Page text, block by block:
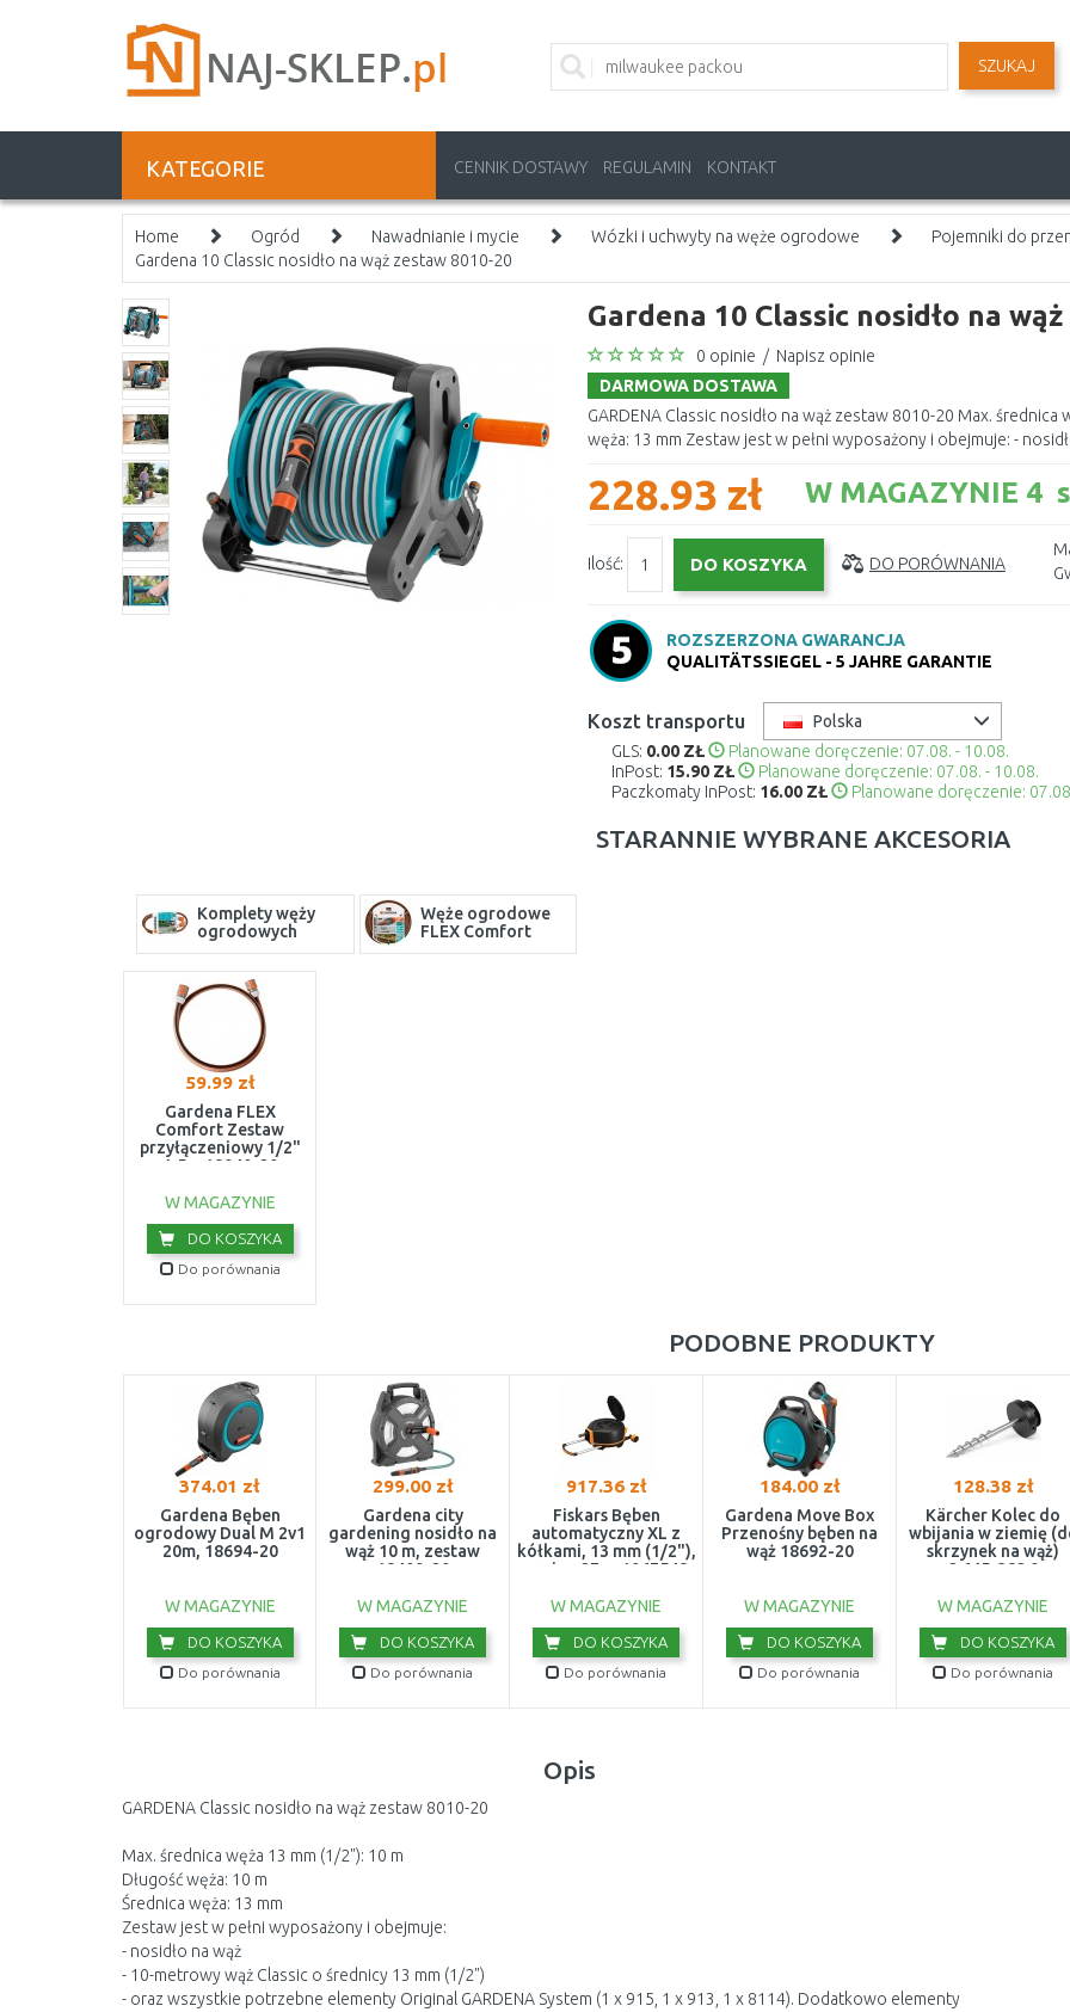
SZUKAJ
KATEGORIE CENNIK DOSTAWY REGULAMIN KONTAKT
Home Ogród Nawadnianie i mycie Wózki i uchwyty na węże ogrodowe
Pojemniki do
Gardena 10 Classic nosidło na wąż zestaw 8010-20
Gardena 10 Classic nosidło na
0 opinie / Napisz opinie
DARMOWA DOSTAWA
GARDENA Classic nosidło na wąż zestaw 8010-20 Max. średnica
węża: 13 mm Zestaw jest w pełni wyposażony i obejmuje: -
228.93 zł W MAGAZYNIE 4
Ilość: DO PORÓWNANIA
ROZSZERZONA GWARANCJA
QUALITÄTSSIEGEL - 5 JAHRE GARANTIE
Koszt transportu
Polska
GLS: 0.00 ZŁ
Planowane doręczenie: 07.08. - 10.08.
InPost: 15.90 ZŁ
Planowane doręczenie: 07.08. - 10.08.
Paczkomaty InPost: 16.00 ZŁ Planowane doręczenie:
STARANNIE WYBRANE AKCESORIA
Komplety węży
ogrodowych
Węże ogrodowe
FLEX Comfort
59.99 zł
Gardena FLEX
Comfort Zestaw
przyłączeniowy 1/2"
1,5m 18040-20
W MAGAZYNIE
DO KOSZYKA
Do porównania
PODOBNE PRODUKTY
374.01 zł
Gardena Bęben
ogrodowy Dual M 2v1
20m, 18694-20
W MAGAZYNIE
DO KOSZYKA
Do porównania
299.00 zł
Gardena city
gardening nosidło na
wąż 10 m, zestaw
18400-20
W MAGAZYNIE
DO KOSZYKA
Do porównania
917.36 zł
Fiskars Bęben
automatyczny XL z
kółkami, 13 mm (1/2"),
zasięg 27 m 1067548
W MAGAZYNIE
DO KOSZYKA
Do porównania
184.00 zł
Gardena Move Box
Przenośny bęben na
wąż 18692-20
W MAGAZYNIE
DO KOSZYKA
Do porównania
128.38 zł
Kärcher Kolec do
wbijania w ziemię
skrzynek na wąż)
2.645-382.0
W MAGAZYNIE
DO KOSZYKA
Do porównania
Opis
GARDENA Classic nosidło na wąż zestaw 8010-20
Max. średnica węża 13 mm (1/2"): 10 m
Długość węża: 10 m
Średnica węża: 13 mm
Zestaw jest w pełni wyposażony i obejmuje:
- nosidło na wąż
- 10-metrowy wąż Classic o średnicy 13 mm (1/2")
- oraz wszystkie potrzebne elementy Original GARDENA System (1 x 915, 1 x 913, 1 x 8114). Dodatkowo elementy